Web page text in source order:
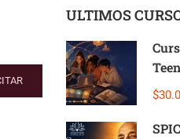
ULTIMOS
Teen